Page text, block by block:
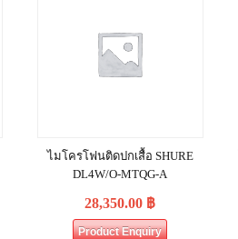
ไมโครโฟนติดปกเสื้อ SHURE
DL4W/O-MTQG-A
28,350.00 ฿
Product Enquiry